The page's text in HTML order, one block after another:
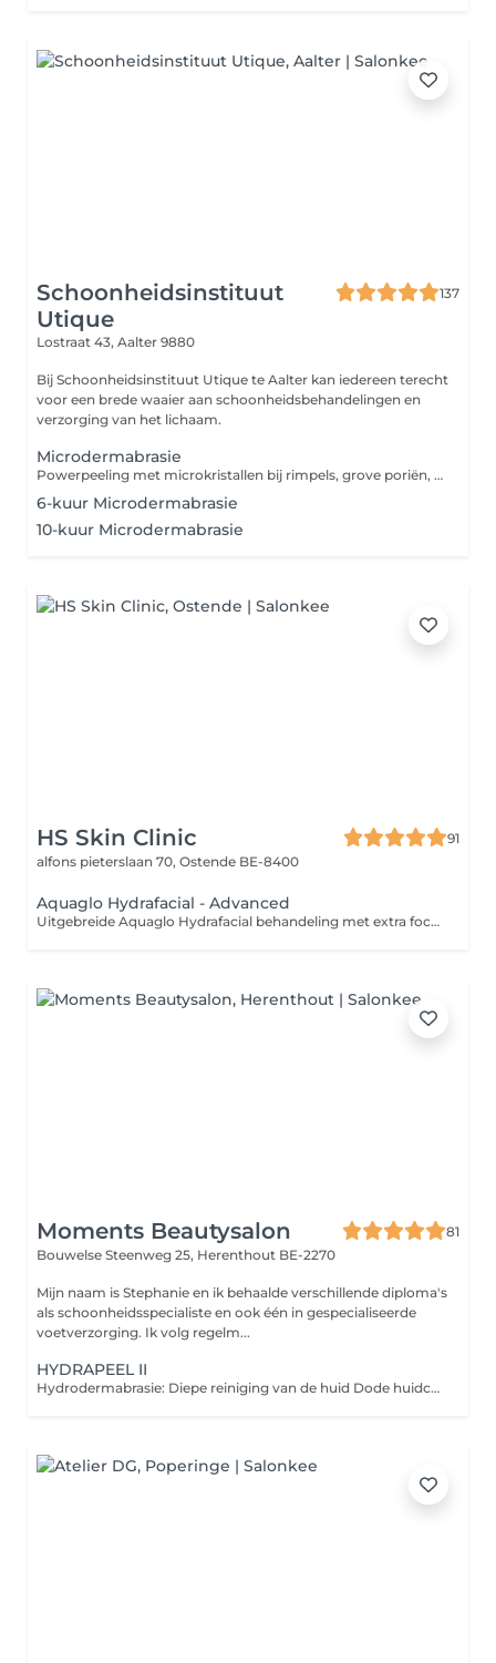
Schoonheidsinstituut
Utique
137
Lostraat 43, Aalter 9880
Bij Schoonheidsinstituut Utique te Aalter kan iedereen terecht
voor een brede waaier aan schoonheidsbehandelingen en
verzorging van het lichaam.
Microdermabrasie
Powerpeeling met microkristallen bij rimpels, grove poriën, een onzuivere huid en pigmentvlekken. Na de behandeling van de Microdermabrasie ziet de huid er mooi roze uit, zacht, zichtbaar fijner, egaler, verwijde poriën zijn minder zichtbaar, pigmentvlekken en rimpels vervagen. GESCHIKT VOOR: - Huid met grove poriën en littekens (na genezing van acné) - Huid met rimpels, verlies aan spankracht - Oppervlakkige hyperpigmentatie - Rokershuid - Onzuivere huid, acné met comedonen - Vale huid
6-kuur Microdermabrasie
10-kuur Microdermabrasie
HS Skin Clinic
91
alfons pieterslaan 70, Ostende BE-8400
Aquaglo Hydrafacial - Advanced
Uitgebreide Aquaglo Hydrafacial behandeling met extra focus op huidverbetering en intensive hydratatie. Deze behandeling biedt meer tijd en verfijning, afgestemd op de huidconditie en huiddoelen.
Moments Beautysalon
81
Bouwelse Steenweg 25, Herenthout BE-2270
Mijn naam is Stephanie en ik behaalde verschillende diploma's
als schoonheidsspecialiste en ook één in gespecialiseerde
voetverzorging. Ik volg regelm...
HYDRAPEEL II
Hydrodermabrasie: Diepe reiniging van de huid Dode huidcellen, talg en zwarte puntjes worden opgezogen, terwijl er tegelijkertijd hydraterende lotions worden ingesluisd.